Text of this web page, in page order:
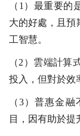
（1）最重要的
大的好處，且預
工智慧。
（2）雲端計算
投入，但對於效
（3）普惠金
目，因有助於提